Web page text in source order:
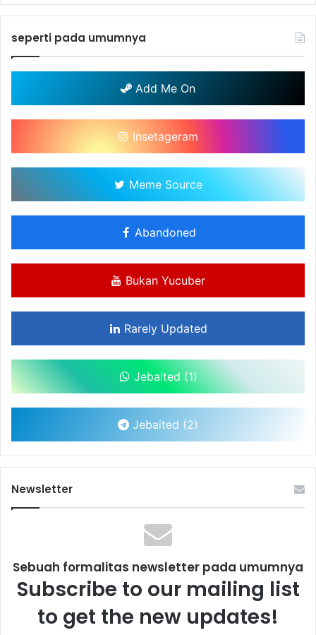
seperti pada umumnya
Add Me On
Insetageram
Meme Source
Abandoned
Bukan Yucuber
Rarely Updated
Jebaited (1)
Jebaited (2)
Newsletter
Sebuah formalitas newsletter pada umumnya
Subscribe to our mailing list
to get the new updates!